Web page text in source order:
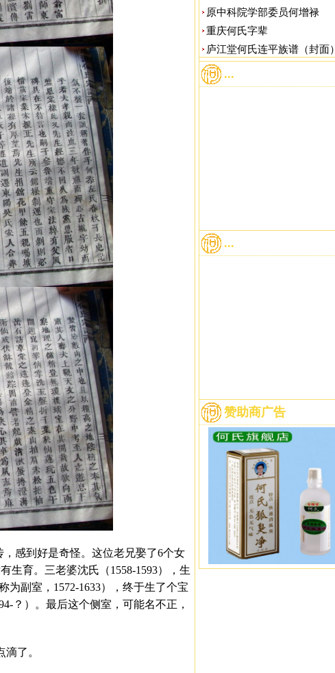
，感到好是奇怪。这位老兄娶了6个女
生育。三老婆沈氏（1558-1593），生
为副室，1572-1633），终于生了个宝
？）。最后这个侧室，可能名不正，
了。
原中科院学部委员何增禄
重庆何氏字辈
庐江堂何氏连平族谱（封面）
...
...
赞助商广告